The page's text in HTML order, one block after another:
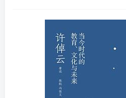
登录
没有账号？立即注册
用户名/手机号/邮箱